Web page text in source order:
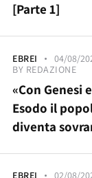
[Parte 1]
EBREI
04/08/
BY REDAZIONE
«Con Genesi
Esodo il
diventa
EBREI
02/08/